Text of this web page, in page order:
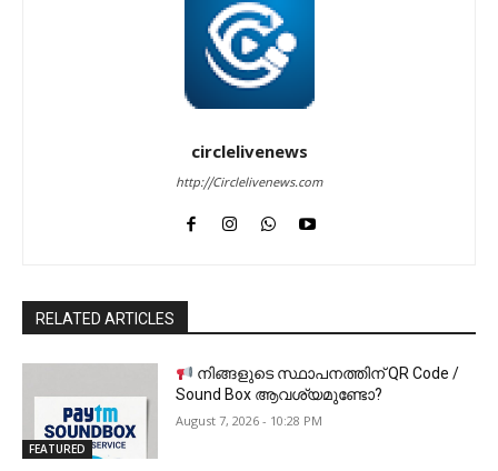
circlelivenews
http://Circlelivenews.com
RELATED ARTICLES
FEATURED
നിങ്ങളുടെ സ്ഥാപനത്തിന് QR Code /
Sound Box ആവശ്യമുണ്ടോ?
August 7, 2026 - 10:28 PM